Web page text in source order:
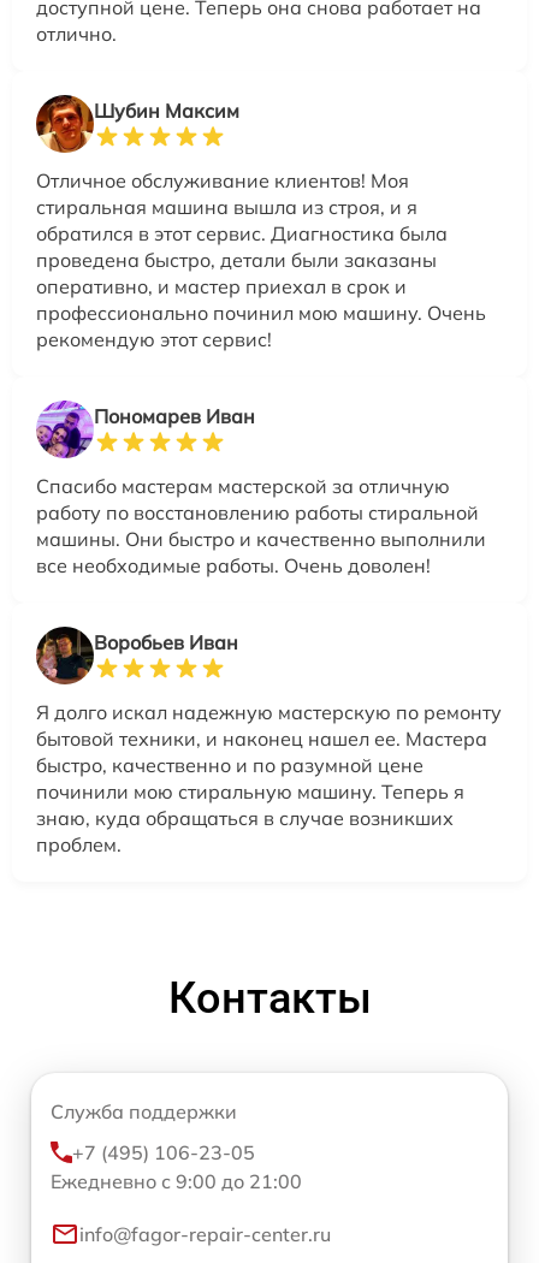
доступной цене. Теперь она снова работает на
отлично.
Шубин Максим
Отличное обслуживание клиентов! Моя
стиральная машина вышла из строя, и я
обратился в этот сервис. Диагностика была
проведена быстро, детали были заказаны
оперативно, и мастер приехал в срок и
профессионально починил мою машину. Очень
рекомендую этот сервис!
Пономарев Иван
Спасибо мастерам мастерской за отличную
работу по восстановлению работы стиральной
машины. Они быстро и качественно выполнили
все необходимые работы. Очень доволен!
Воробьев Иван
Я долго искал надежную мастерскую по ремонту
бытовой техники, и наконец нашел ее. Мастера
быстро, качественно и по разумной цене
починили мою стиральную машину. Теперь я
знаю, куда обращаться в случае возникших
проблем.
Контакты
Служба поддержки
+7 (495) 106-23-05
Ежедневно с 9:00 до 21:00
info@fagor-repair-center.ru